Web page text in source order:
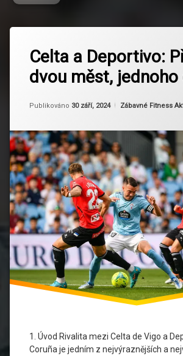
Celta a Deportivo:
dvou měst, jednoho
Publikováno 30 září, 2024
Aktualizováno 30
Od Ruby
Kategorie:
Zábavné Fitness
1. Úvod Rivalita mezi Celta de Vigo a
Coruña je jedním z nejvýraznějších a
Budoucnost
rivality
de
Deportivo
La
Coruña
Fanouškovská
kultura
Galicijské
Historie
fotbalu
Rivalita
komentář
na
Celta
a
Příběh
jednoho
cíle